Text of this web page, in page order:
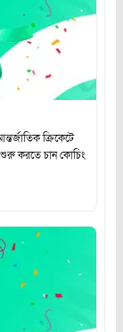
ক্রিকেটে
শুরু করতে চান কোচিং